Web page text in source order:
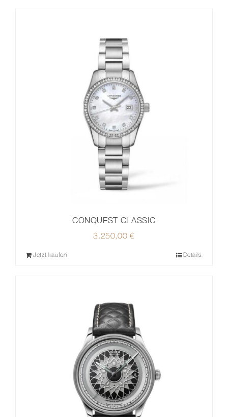
CONQUEST CLASSIC
3.250,00€
Jetzt kaufen Details